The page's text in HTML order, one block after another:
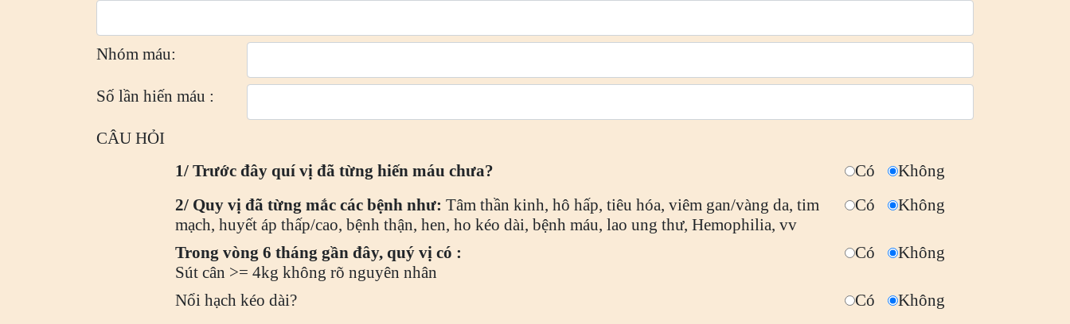
Nhóm máu:
Số lần hiến máu :
CÂU HỎI
1/ Trước đây quí vị đã từng hiến máu chưa?
Có
Không
2/ Quy vị đã từng mắc các bệnh như: Tâm thần kinh, hô hấp, tiêu hóa, viêm gan/vàng da, tim
mạch, huyết áp thấp/cao, bệnh thận, hen, ho kéo dài, bệnh máu, lao ung thư, Hemophilia, vv
Có Không
Trong vòng 6 tháng gần đây, quý vị có :
Sút cân >= 4kg không rõ nguyên nhân
Có Không
Nổi hạch kéo dài? Có
Không